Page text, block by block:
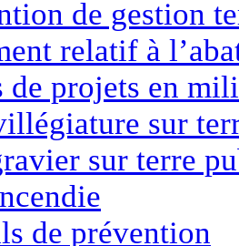
de gestion
relatif à
de projets en
sur
sur terre
de prévention